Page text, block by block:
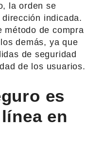
la orden se
indicada.
método de compra
demás, ya que
de seguridad
de los usuarios.
es
en